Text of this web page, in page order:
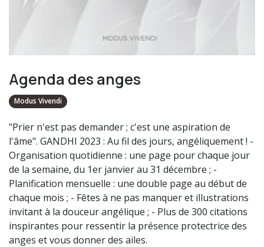
Agenda des anges
Modus Vivendi
"Prier n'est pas demander ; c'est une aspiration de
l'âme". GANDHI 2023 : Au fil des jours, angéliquement ! -
Organisation quotidienne : une page pour chaque jour
de la semaine, du 1er janvier au 31 décembre ; -
Planification mensuelle : une double page au début de
chaque mois ; - Fêtes à ne pas manquer et illustrations
invitant à la douceur angélique ; - Plus de 300 citations
inspirantes pour ressentir la présence protectrice des
anges et vous donner des ailes.